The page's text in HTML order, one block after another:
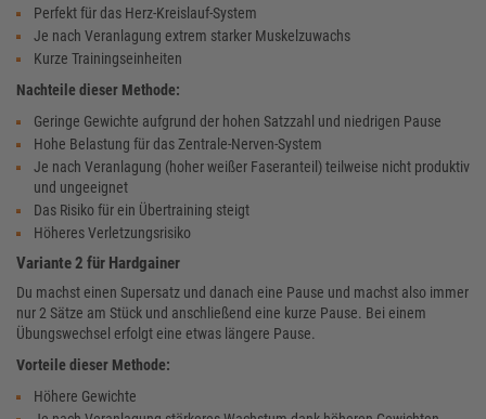
Perfekt für das Herz-Kreislauf-System
Je nach Veranlagung extrem starker Muskelzuwachs
Kurze Trainingseinheiten
Nachteile dieser Methode:
Geringe Gewichte aufgrund der hohen Satzzahl und niedrigen Pause
Hohe Belastung für das Zentrale-Nerven-System
Je nach Veranlagung (hoher weißer Faseranteil) teilweise nicht produktiv
und ungeeignet
Das Risiko für ein Übertraining steigt
Höheres Verletzungsrisiko
Variante 2 für Hardgainer
Du machst einen Supersatz und danach eine Pause und machst also immer
nur 2 Sätze am Stück und anschließend eine kurze Pause. Bei einem
Übungswechsel erfolgt eine etwas längere Pause.
Vorteile dieser Methode:
Höhere Gewichte